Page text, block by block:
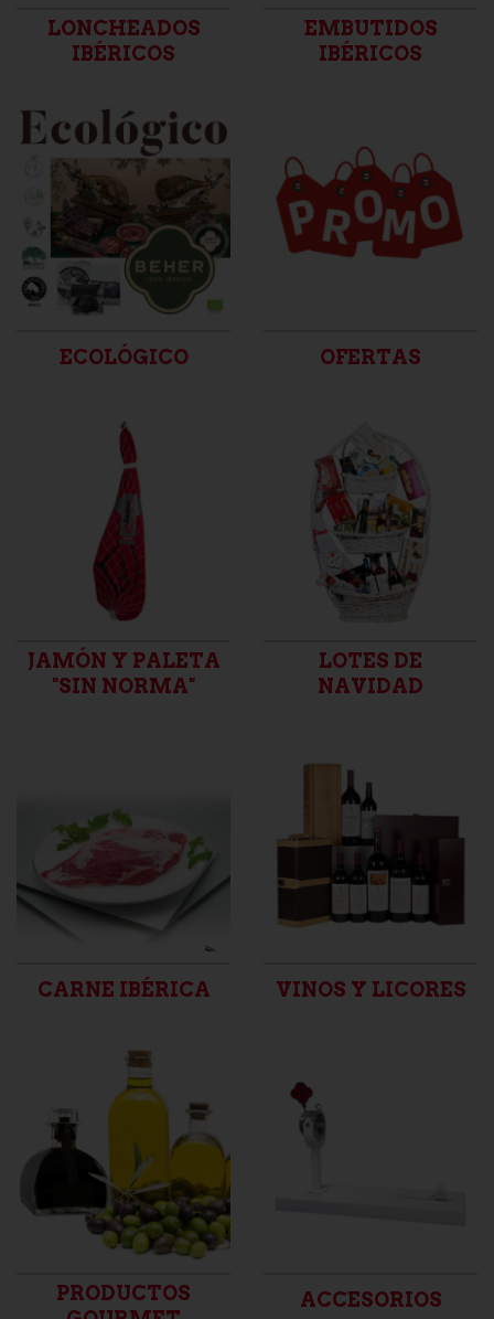
LONCHEADOS
IBÉRICOS
EMBUTIDOS
IBÉRICOS
ECOLÓGICO OFERTAS
JAMÓN Y PALETA
"SIN NORMA"
LOTES DE
NAVIDAD
CARNE IBÉRICA VINOS Y LICORES
PRODUCTOS
ACCESORIOS